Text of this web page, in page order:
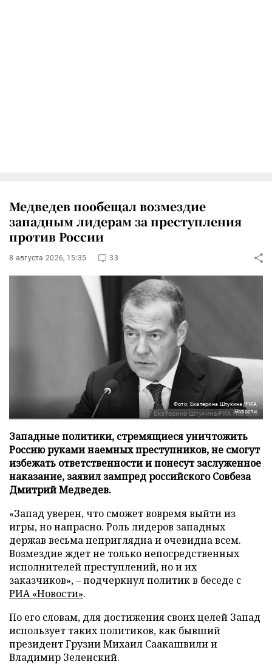
Медведев пообещал возмездие
западным лидерам за преступления
против России
8 августа 2026, 15:35 33
Фото: Екатерина Штукина/РИА
Новости
Западные политики, стремящиеся уничтожить
Россию руками наемных преступников, не смогут
избежать ответственности и понесут заслуженное
наказание, заявил зампред российского Совбеза
Дмитрий Медведев.
«Запад уверен, что сможет вовремя выйти из
игры, но напрасно. Роль лидеров западных
держав весьма неприглядна и очевидна всем.
Возмездие ждет не только непосредственных
исполнителей преступлений, но и их
заказчиков», – подчеркнул политик в беседе с
РИА «Новости».
По его словам, для достижения своих целей Запад
использует таких политиков, как бывший
президент Грузии Михаил Саакашвили и
Владимир Зеленский.